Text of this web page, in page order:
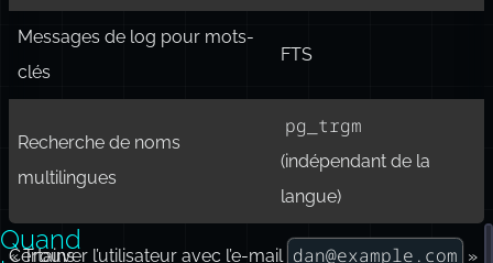
Chaînes courtes, identifiants,
codes
Articles en prose,
documentation, tickets
FTS
Messages de log pour mots-
clés
FTS